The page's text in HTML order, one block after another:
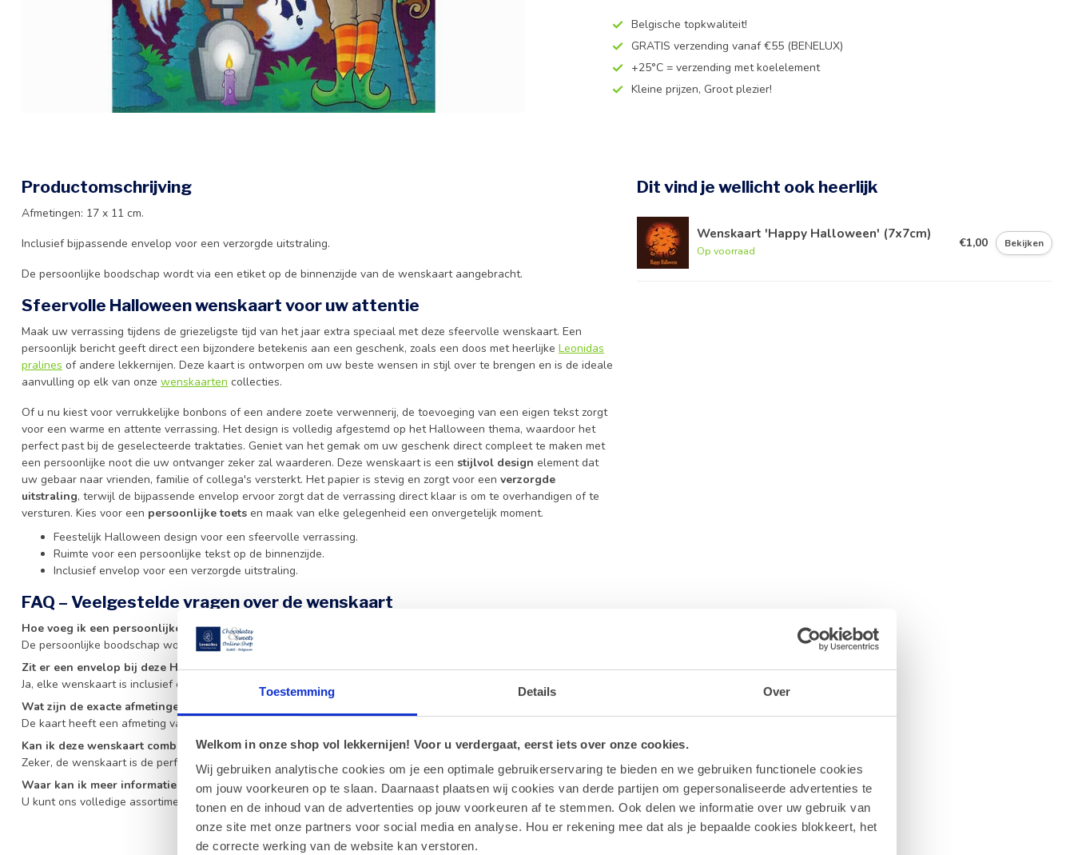
Toestemming Details Over
Welkom in onze shop vol lekkernijen! Voor u verdergaat, eerst iets over onze cookies.
Wij gebruiken analytische cookies om je een optimale gebruikerservaring te bieden en we gebruiken functionele cookies
om jouw voorkeuren op te slaan. Daarnaast plaatsen wij cookies van derde partijen om gepersonaliseerde advertenties te
tonen en de inhoud van de advertenties op jouw voorkeuren af te stemmen. Ook delen we informatie over uw gebruik van
onze site met onze partners voor social media en analyse. Hou er rekening mee dat als je bepaalde cookies blokkeert, het
de correcte werking van de website kan verstoren.
Belgische topkwaliteit!
GRATIS verzending vanaf €55 (BENELUX)
+25°C = verzending met koelelement
Kleine prijzen, Groot plezier!
Productomschrijving
Afmetingen: 17 x 11 cm.
Inclusief bijpassende envelop voor een verzorgde uitstraling.
De persoonlijke boodschap wordt via een etiket op de binnenzijde van de wenskaart aangebracht.
Sfeervolle Halloween wenskaart voor uw attentie
Maak uw verrassing tijdens de griezeligste tijd van het jaar extra speciaal met deze sfeervolle wenskaart. Een
persoonlijk bericht geeft direct een bijzondere betekenis aan een geschenk, zoals een doos met heerlijke Leonidas
pralines of andere lekkernijen. Deze kaart is ontworpen om uw beste wensen in stijl over te brengen en is de ideale
aanvulling op elk van onze wenskaarten collecties.
Of u nu kiest voor verrukkelijke bonbons of een andere zoete verwennerij, de toevoeging van een eigen tekst zorgt
voor een warme en attente verrassing. Het design is volledig afgestemd op het Halloween thema, waardoor het
perfect past bij de geselecteerde traktaties. Geniet van het gemak om uw geschenk direct compleet te maken met
een persoonlijke noot die uw ontvanger zeker zal waarderen. Deze wenskaart is een stijlvol design element dat
uw gebaar naar vrienden, familie of collega's versterkt. Het papier is stevig en zorgt voor een verzorgde
uitstraling, terwijl de bijpassende envelop ervoor zorgt dat de verrassing direct klaar is om te overhandigen of te
versturen. Kies voor een persoonlijke toets en maak van elke gelegenheid een onvergetelijk moment.
Feestelijk Halloween design voor een sfeervolle verrassing.
Ruimte voor een persoonlijke tekst op de binnenzijde.
Inclusief envelop voor een verzorgde uitstraling.
FAQ – Veelgestelde vragen over de wenskaart
Hoe voeg ik een persoonlijke tekst toe aan de wenskaart?
De persoonlijke boodschap wordt via een etiket op de binnenzijde van de wenskaart aangebracht.
Zit er een envelop bij deze Halloween wenskaart?
Ja, elke wenskaart is inclusief een bijpassende envelop voor een verzorgde uitstraling.
Wat zijn de exacte afmetingen van deze wenskaart?
De kaart heeft een afmeting van 17 x 11 cm.
Kan ik deze wenskaart combineren met andere producten?
Zeker, de wenskaart is de perfecte toevoeging aan al onze chocoladegeschenken en lekkernijen.
Waar kan ik meer informatie vinden over het assortiment wenskaarten?
U kunt ons volledige assortiment bekijken in de categorie wenskaarten op onze website.
Dit vind je wellicht ook heerlijk
Wenskaart 'Happy Halloween' (7x7cm)
Op voorraad
€1,00 Bekijken